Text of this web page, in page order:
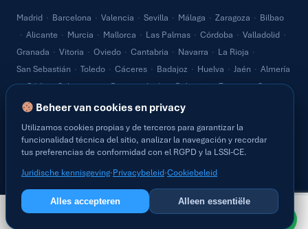
Madrid · Barcelona · Valencia · Sevilla · Málaga · Zaragoza · Bilbao
· Alicante · Murcia · Mallorca · Las Palmas · Córdoba · Valladolid ·
Granada · Vitoria · Oviedo · Cantabria · Navarra · La Rioja ·
San Sebastián · Toledo · Cáceres · Badajoz · Huelva · Jaén · Almería
· Cádiz · Salamanca · Burgos · León · Palencia · Zamora · Segovia
· Ávila · Soria · Guadalajara · Cuenca · Albacete
Tarragona · Girona · Castellón Tenerife · Ibiza · Menorca · Ceuta
Melilla
Beheer van cookies en privacy
Utilizamos cookies propias y de terceros para garantizar la
funcionalidad técnica del sitio, analizar la navegación y recordar
tus preferencias de conformidad con el RGPD y la LSSI-CE.
Juridische kennisgeving·Privacybeleid·Cookiebeleid
Alles accepteren Alleen essentiële